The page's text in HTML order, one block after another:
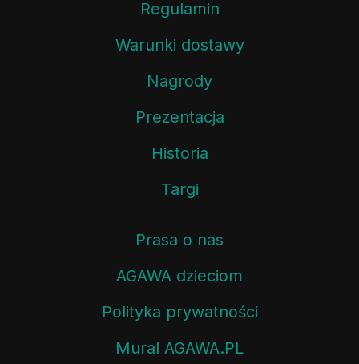
Regulamin
Warunki dostawy
Nagrody
Prezentacja
Historia
Targi
Prasa o nas
AGAWA dzieciom
Polityka prywatności
Mural AGAWA.PL